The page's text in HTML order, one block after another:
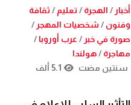
أخبار / الهجرة / تعليم / ثقافة
وفنون / شخصيات المهجر /
صورة في خبر / عرب أوروبا /
مهاجرة /هولندا
سنتين مضت
5.1 ألف